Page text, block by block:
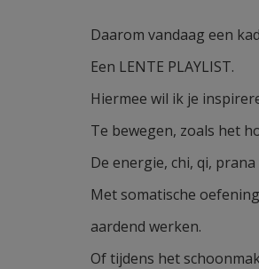
Daarom vandaag een
Een LENTE PLAYLIST.
Hiermee wil ik je
Te bewegen, zoals het
De energie, chi, qi,
Met somatische
aardend werken.
Of tijdens het